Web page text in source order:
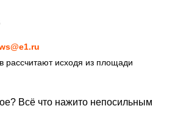
рассчитают исходя из площади
Всё что нажито непосильным